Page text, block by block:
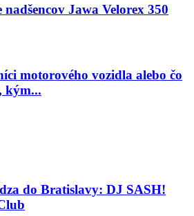
Jawa Velorex 350
motorového vozidla alebo čo
kým...
do Bratislavy: DJ SASH!